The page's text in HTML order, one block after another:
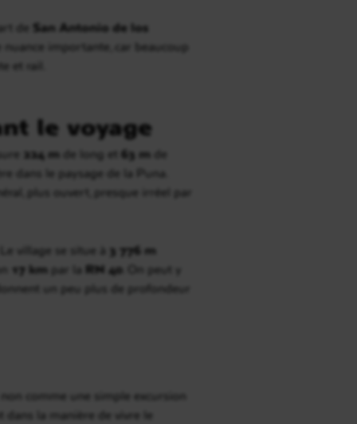
de San Antonio de los
nuance importante, car beaucoup
et rail.
le voyage
224 m de long et 63 m de
dans le paysage de la Puna.
plus ouvert, presque irréel par
village se situe à 3 776 m
17 km par la RN 40 . On peut y
un peu plus de profondeur
comme une simple excursion
la manière de vivre le